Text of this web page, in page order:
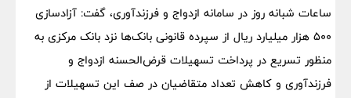
ساعات شبانه روز در سامانه ازدواج و فرزندآوری، گفت: آزادسازی
۵۰۰ هزار میلیارد ریال از سپرده قانونی بانک‌ها نزد بانک مرکزی به
منظور تسریع در پرداخت تسهیلات قرض‌الحسنه ازدواج و
فرزندآوری و کاهش تعداد متقاضیان در صف این تسهیلات از